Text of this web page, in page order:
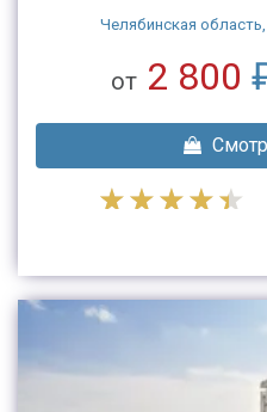
Челябинская область,
от 2 800